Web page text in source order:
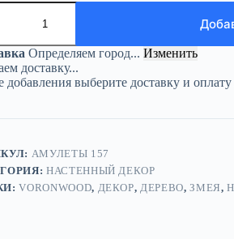
Определяем город... Изменить
доставку...
добавления выберите доставку и
АМУЛЕТЫ 157
НАСТЕННЫЙ ДЕКОР
VORONWOOD, ДЕКОР,ДЕРЕВО,ЗМЕЯ,